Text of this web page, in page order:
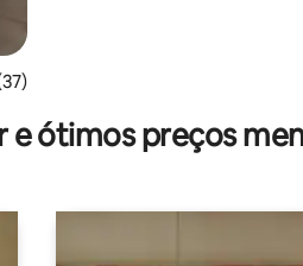
uma avaliação média de 5, 37
ótimos preços